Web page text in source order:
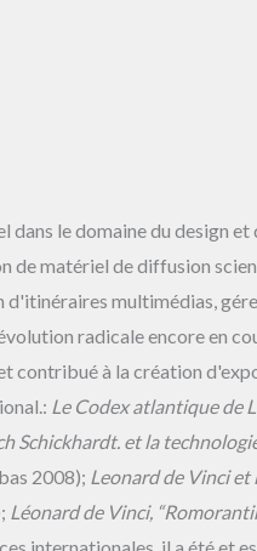
dans le domaine du design
de matériel de diffusion
multimédias,
radicale encore en
contribué à la création
Le Codex atlantique de
Schickhardt. et la
2008); Leonard de Vinci et
Léonard de Vinci,